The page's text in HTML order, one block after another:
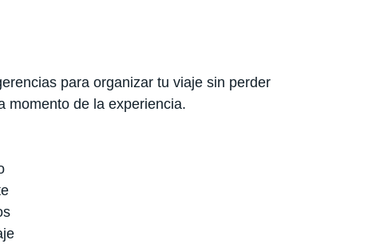
para organizar tu viaje sin perder
momento de la experiencia.